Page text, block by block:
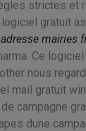
strictes et
gratuit
adresse mairies
Ce
nous
mail gratuit
campagne
dune